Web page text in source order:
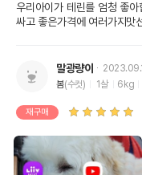
우리아이가 테린를 엄청 좋아
싸고 좋은가격에 여러가지맛
말광량이
봄(수컷) 1살 6kg
재구매